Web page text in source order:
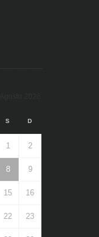
S D
1 2
8 9
15 16
22 23